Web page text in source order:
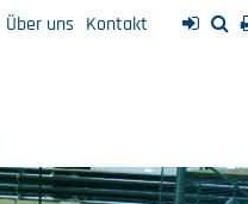
Über uns Kontakt